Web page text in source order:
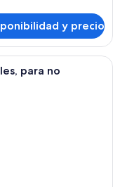
y precio
de hotel con dos camas,
para no